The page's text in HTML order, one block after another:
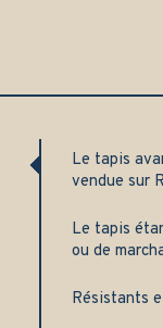
Le tapis
vendue sur
Le tapis
ou de
Résistants